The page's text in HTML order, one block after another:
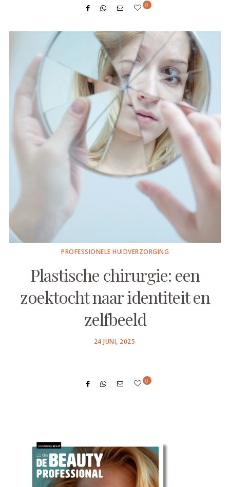
0
PROFESSIONELE HUIDVERZORGING
Plastische chirurgie: een
zoektocht naar identiteit en
zelfbeeld
POSTED
24 JUNI, 2025
0